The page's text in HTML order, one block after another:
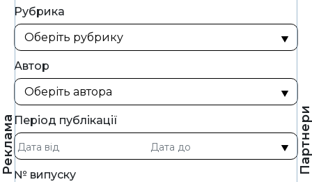
Реклама Партнери
Рубрика
Автор
Період публікації
№ випуску